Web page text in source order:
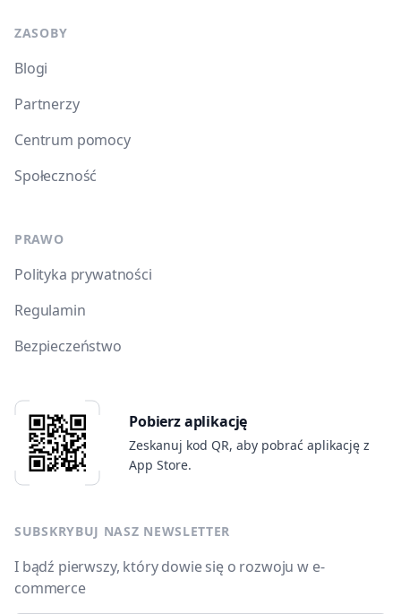
ZASOBY
Blogi
Partnerzy
Centrum pomocy
Społeczność
PRAWO
Polityka prywatności
Regulamin
Bezpieczeństwo
Pobierz aplikację
Zeskanuj kod QR, aby pobrać aplikację z
App Store.
SUBSKRYBUJ NASZ NEWSLETTER
I bądź pierwszy, który dowie się o rozwoju w e-
commerce